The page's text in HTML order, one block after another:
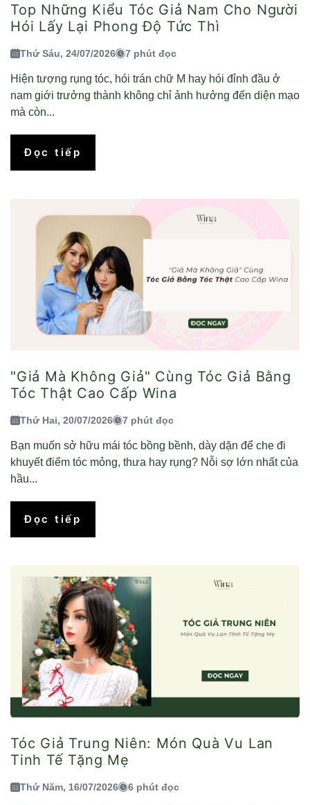
Top Những Kiểu Tóc Giả Nam Cho Người
Hói Lấy Lại Phong Độ Tức Thì
Thứ Sáu, 24/07/2026 7 phút đọc
Hiện tượng rụng tóc, hói trán chữ M hay hói đỉnh đầu ở
nam giới trưởng thành không chỉ ảnh hưởng đến diện mạo
mà còn...
Đọc tiếp
"Giả Mà Không Giả" Cùng Tóc Giả Bằng
Tóc Thật Cao Cấp Wina
Thứ Hai, 20/07/2026 7 phút đọc
Bạn muốn sở hữu mái tóc bồng bềnh, dày dặn để che đi
khuyết điểm tóc mỏng, thưa hay rụng? Nỗi sợ lớn nhất của
hầu...
Đọc tiếp
Tóc Giả Trung Niên: Món Quà Vu Lan
Tinh Tế Tặng Mẹ
Thứ Năm, 16/07/2026 6 phút đọc